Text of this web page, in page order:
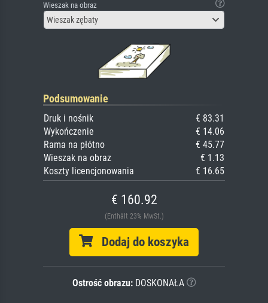
Wieszak na obraz
Wieszak zębaty
Podsumowanie
Druk i nośnik
€ 83.31
Wykończenie
€ 14.06
Rama na płótno
€ 45.77
Wieszak na obraz
€ 1.13
Koszty licencjonowania
€ 16.65
€ 160.92
(Enthält 23% MwSt.)
Dodaj do koszyka
Ostrość obrazu:DOSKONAŁA